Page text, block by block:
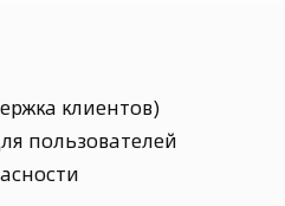
клиентов)
пользователей